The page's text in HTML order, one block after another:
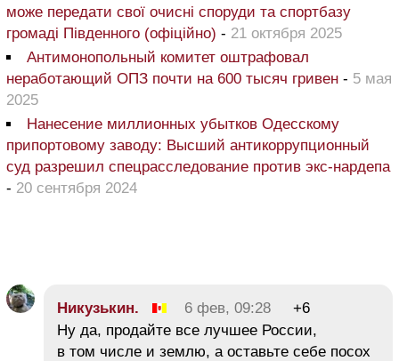
може передати свої очисні споруди та спортбазу
громаді Південного (офіційно) - 21 октября 2025
Антимонопольный комитет оштрафовал
неработающий ОПЗ почти на 600 тысяч гривен - 5 мая
2025
Нанесение миллионных убытков Одесскому
припортовому заводу: Высший антикоррупционный
суд разрешил спецрасследование против экс-нардепа
- 20 сентября 2024
Никузькин. 6 фев, 09:28
+6
Ну да, продайте все лучшее России,
в том числе и землю, а оставьте себе посох